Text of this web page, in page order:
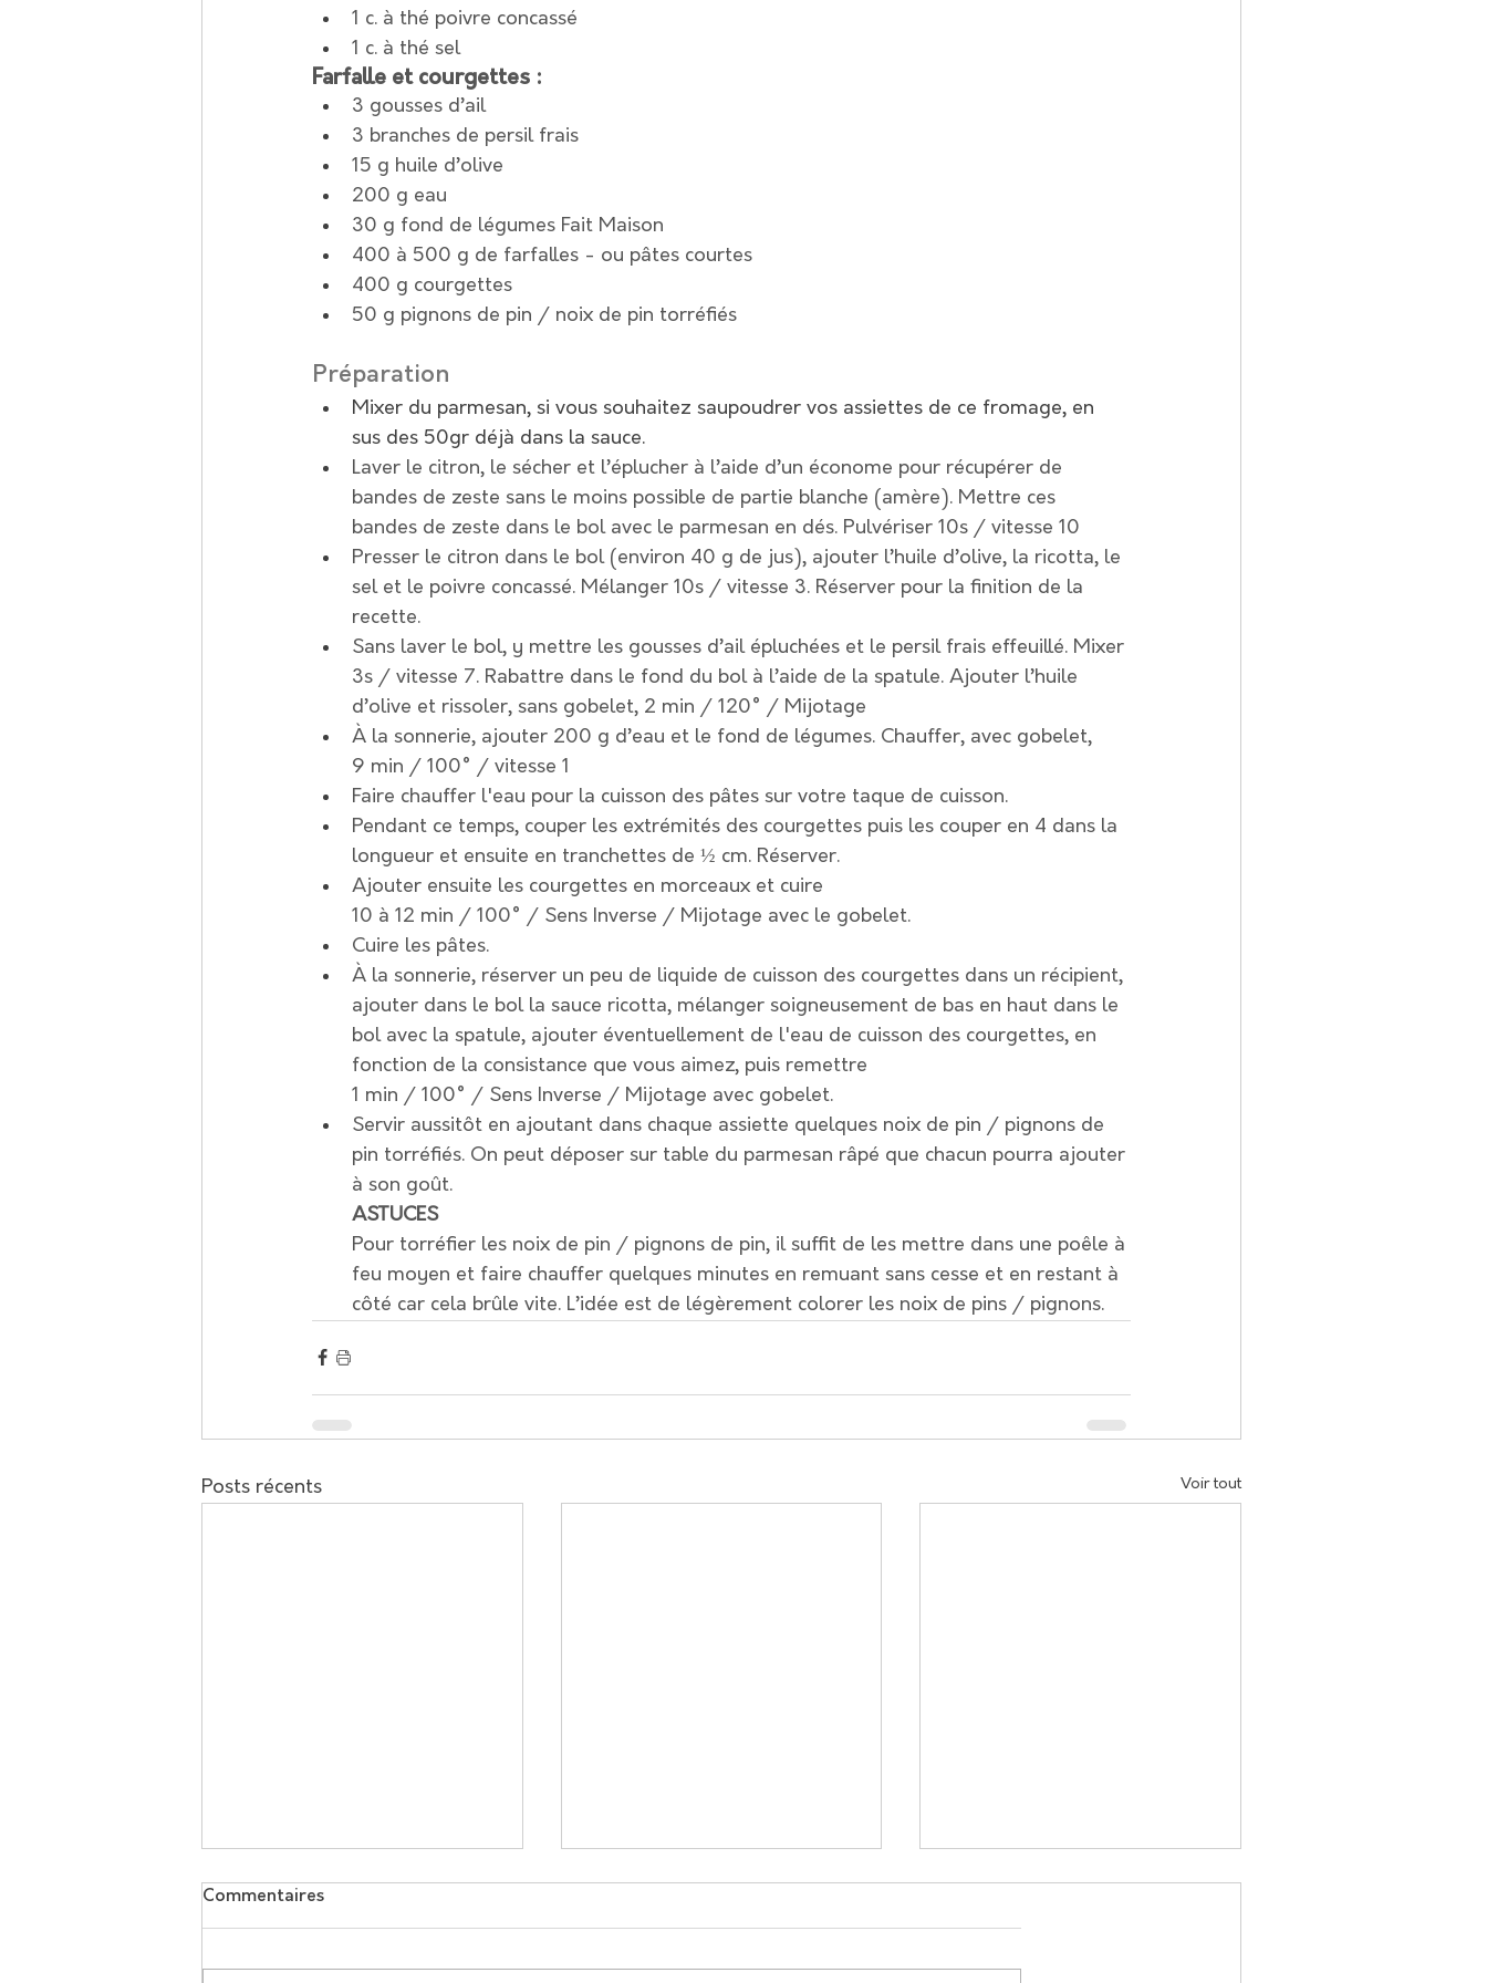
1 c. à thé poivre concassé
1 c. à thé sel
Farfalle et courgettes :
3 gousses d’ail
3 branches de persil frais
15 g huile d’olive
200 g eau
30 g fond de légumes Fait Maison
400 à 500 g de farfalles - ou pâtes courtes
400 g courgettes
50 g pignons de pin / noix de pin torréfiés
Préparation
Mixer du parmesan, si vous souhaitez saupoudrer vos assiettes de ce fromage, en
sus des 50gr déjà dans la sauce.
Laver le citron, le sécher et l’éplucher à l’aide d’un économe pour récupérer de
bandes de zeste sans le moins possible de partie blanche (amère). Mettre ces
bandes de zeste dans le bol avec le parmesan en dés. Pulvériser 10s / vitesse 10
Presser le citron dans le bol (environ 40 g de jus), ajouter l’huile d’olive, la ricotta, le
sel et le poivre concassé. Mélanger 10s / vitesse 3. Réserver pour la finition de la
recette.
Sans laver le bol, y mettre les gousses d’ail épluchées et le persil frais effeuillé. Mixer
3s / vitesse 7. Rabattre dans le fond du bol à l’aide de la spatule. Ajouter l’huile
d’olive et rissoler, sans gobelet, 2 min / 120° / Mijotage
À la sonnerie, ajouter 200 g d’eau et le fond de légumes. Chauffer, avec gobelet,
9 min / 100° / vitesse 1
Faire chauffer l'eau pour la cuisson des pâtes sur votre taque de cuisson.
Pendant ce temps, couper les extrémités des courgettes puis les couper en 4 dans la
longueur et ensuite en tranchettes de ½ cm. Réserver.
Ajouter ensuite les courgettes en morceaux et cuire
10 à 12 min / 100° / Sens Inverse / Mijotage avec le gobelet.
Cuire les pâtes.
À la sonnerie, réserver un peu de liquide de cuisson des courgettes dans un récipient,
ajouter dans le bol la sauce ricotta, mélanger soigneusement de bas en haut dans le
bol avec la spatule, ajouter éventuellement de l'eau de cuisson des courgettes, en
fonction de la consistance que vous aimez, puis remettre
1 min / 100° / Sens Inverse / Mijotage avec gobelet.
Servir aussitôt en ajoutant dans chaque assiette quelques noix de pin / pignons de
pin torréfiés. On peut déposer sur table du parmesan râpé que chacun pourra ajouter
à son goût.
ASTUCES
Pour torréfier les noix de pin / pignons de pin, il suffit de les mettre dans une poêle à
feu moyen et faire chauffer quelques minutes en remuant sans cesse et en restant à
côté car cela brûle vite. L’idée est de légèrement colorer les noix de pins / pignons.
Posts récents Voir tout
Commentaires